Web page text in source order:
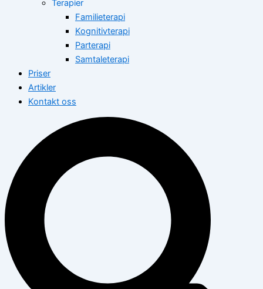
Terapier
Familieterapi
Kognitivterapi
Parterapi
Samtaleterapi
Priser
Artikler
Kontakt oss